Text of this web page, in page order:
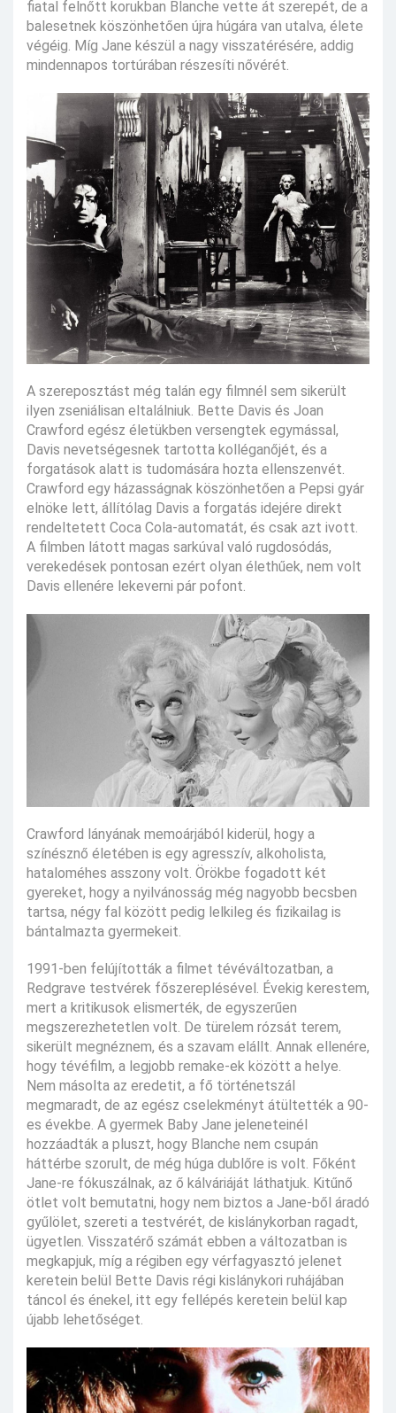
fiatal felnőtt korukban Blanche vette át szerepét, de a
balesetnek köszönhetően újra húgára van utalva, élete
végéig. Míg Jane készül a nagy visszatérésére, addig
mindennapos tortúrában részesíti nővérét.
A szereposztást még talán egy filmnél sem sikerült
ilyen zseniálisan eltalálniuk. Bette Davis és Joan
Crawford egész életükben versengtek egymással,
Davis nevetségesnek tartotta kolléganőjét, és a
forgatások alatt is tudomására hozta ellenszenvét.
Crawford egy házasságnak köszönhetően a Pepsi gyár
elnöke lett, állítólag Davis a forgatás idejére direkt
rendeltetett Coca Cola-automatát, és csak azt ivott.
A filmben látott magas sarkúval való rugdosódás,
verekedések pontosan ezért olyan élethűek, nem volt
Davis ellenére lekeverni pár pofont.
Crawford lányának memoárjából kiderül, hogy a
színésznő életében is egy agresszív, alkoholista,
hataloméhes asszony volt. Örökbe fogadott két
gyereket, hogy a nyilvánosság még nagyobb becsben
tartsa, négy fal között pedig lelkileg és fizikailag is
bántalmazta gyermekeit.
1991-ben felújították a filmet tévéváltozatban, a
Redgrave testvérek főszereplésével. Évekig kerestem,
mert a kritikusok elismerték, de egyszerűen
megszerezhetetlen volt. De türelem rózsát terem,
sikerült megnéznem, és a szavam elállt. Annak ellenére,
hogy tévéfilm, a legjobb remake-ek között a helye.
Nem másolta az eredetit, a fő történetszál
megmaradt, de az egész cselekményt átültették a 90-
es évekbe. A gyermek Baby Jane jeleneteinél
hozzáadták a pluszt, hogy Blanche nem csupán
háttérbe szorult, de még húga dublőre is volt. Főként
Jane-re fókuszálnak, az ő kálváriáját láthatjuk. Kitűnő
ötlet volt bemutatni, hogy nem biztos a Jane-ből áradó
gyűlölet, szereti a testvérét, de kislánykorban ragadt,
ügyetlen. Visszatérő számát ebben a változatban is
megkapjuk, míg a régiben egy vérfagyasztó jelenet
keretein belül Bette Davis régi kislánykori ruhájában
táncol és énekel, itt egy fellépés keretein belül kap
újabb lehetőséget.